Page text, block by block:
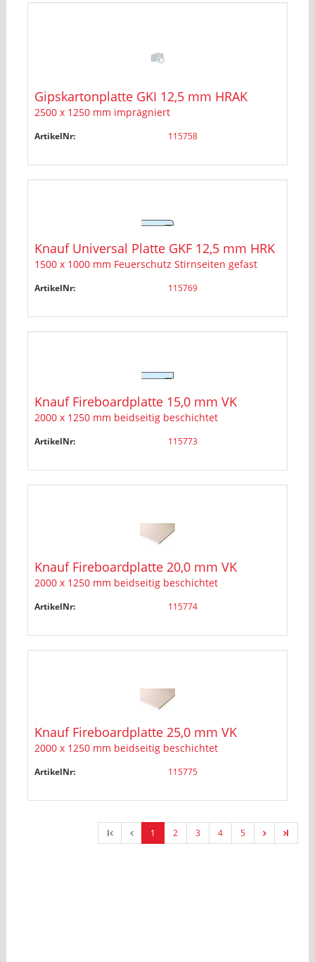
Gipskartonplatte GKI 12,5 mm HRAK
2500 x 1250 mm imprägniert
ArtikelNr: 115758
Knauf Universal Platte GKF 12,5 mm HRK
1500 x 1000 mm Feuerschutz Stirnseiten gefast
ArtikelNr: 115769
Knauf Fireboardplatte 15,0 mm VK
2000 x 1250 mm beidseitig beschichtet
ArtikelNr: 115773
Knauf Fireboardplatte 20,0 mm VK
2000 x 1250 mm beidseitig beschichtet
ArtikelNr: 115774
Knauf Fireboardplatte 25,0 mm VK
2000 x 1250 mm beidseitig beschichtet
ArtikelNr: 115775
l 1 2 3 4 5 l